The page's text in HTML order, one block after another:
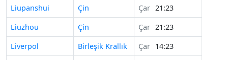
Liupanshui
Çin Çar 21:23
Liuzhou
Çin Çar 21:23
Liverpol
Birleşik Krallık Çar 14:23